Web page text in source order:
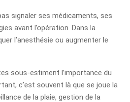
signaler ses médicaments, ses
avant l’opération. Dans la
l’anesthésie ou augmenter le
sous-estiment l’importance du
c’est souvent là que se joue la
de la plaie, gestion de la